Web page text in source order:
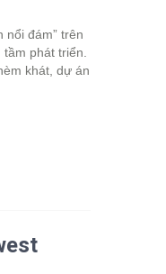
nổi đám” trên
phát triển.
khát, dự án